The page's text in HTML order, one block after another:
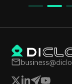
и вывод